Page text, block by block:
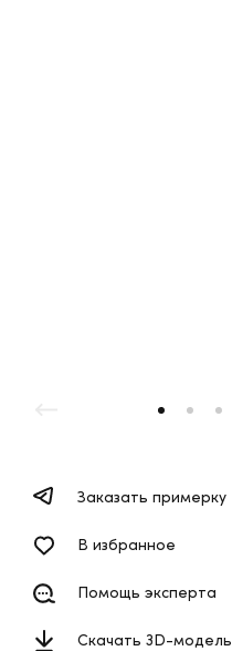
Заказать примерку
В избранное
Помощь эксперта
Скачать 3D-модель